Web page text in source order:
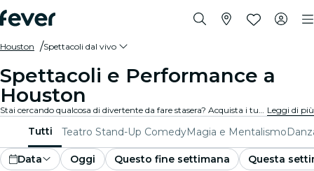
Houston Spettacoli dal vivo
Spettacoli e Performance a
Houston
Stai cercando qualcosa di divertente da fare stasera? Acquista i tuoi biglietti per i migliori spettacoli dal vivo a Houston: teatro, stand-up comedy, musical, magia e molto altro. Leggi di più
Tutti Teatro Stand-Up ComedyMagia e Mentalismo
Data Oggi Questo fine settimana
Questa